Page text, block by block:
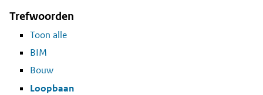
Trefwoorden
Toon alle
BIM
Bouw
Loopbaan